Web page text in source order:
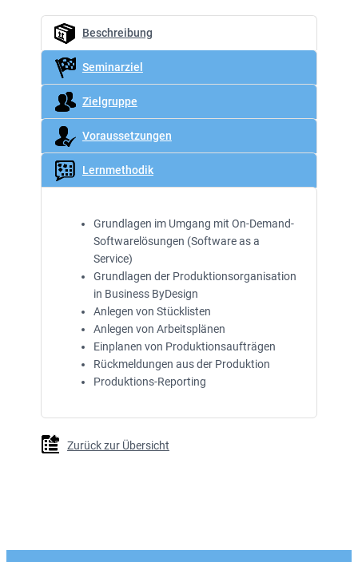
Beschreibung
Seminarziel
Zielgruppe
Voraussetzungen
Lernmethodik
Grundlagen im Umgang mit On-Demand-
Softwarelösungen (Software as a
Service)
Grundlagen der Produktionsorganisation
in Business ByDesign
Anlegen von Stücklisten
Anlegen von Arbeitsplänen
Einplanen von Produktionsaufträgen
Rückmeldungen aus der Produktion
Produktions-Reporting
Zurück zur Übersicht